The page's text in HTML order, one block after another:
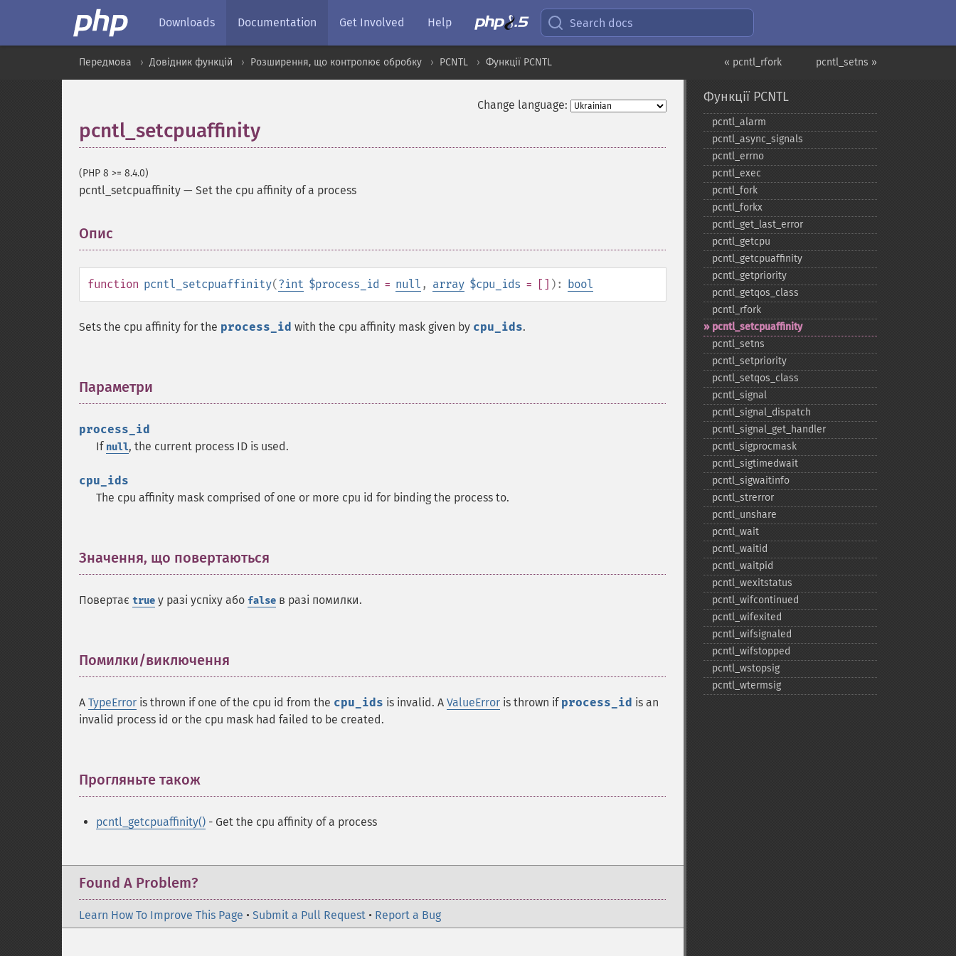
Downloads Documentation Get Involved Help Search docs
pcntl_setns »
« pcntl_rfork
Передмова Довідник функцій Розширення, що контролює обробку PCNTL Функції PCNTL
Change language:
pcntl_setcpuaffinity
(PHP 8 >= 8.4.0)
pcntl_setcpuaffinity — Set the cpu affinity of a process
Опис
function pcntl_setcpuaffinity(?int $process_id = null , array $cpu_ids = [] ): bool
Sets the cpu affinity for the process_id with the cpu affinity mask given by cpu_ids.
Параметри
process_id
If null, the current process ID is used.
cpu_ids
The cpu affinity mask comprised of one or more cpu id for binding the process to.
Значення, що повертаються
Повертає true у разі успіху або false в разі помилки.
Помилки/виключення
A TypeError is thrown if one of the cpu id from the cpu_ids is invalid. A ValueError is thrown if process_id is an
invalid process id or the cpu mask had failed to be created.
Прогляньте також
pcntl_getcpuaffinity() - Get the cpu affinity of a process
Found A Problem?
Learn How To Improve This Page • Submit a Pull Request • Report a Bug
Функції PCNTL
pcntl_​alarm
pcntl_​async_​signals
pcntl_​errno
pcntl_​exec
pcntl_​fork
pcntl_​forkx
pcntl_​get_​last_​error
pcntl_​getcpu
pcntl_​getcpuaffinity
pcntl_​getpriority
pcntl_​getqos_​class
pcntl_​rfork
pcntl_​setcpuaffinity
pcntl_​setns
pcntl_​setpriority
pcntl_​setqos_​class
pcntl_​signal
pcntl_​signal_​dispatch
pcntl_​signal_​get_​handler
pcntl_​sigprocmask
pcntl_​sigtimedwait
pcntl_​sigwaitinfo
pcntl_​strerror
pcntl_​unshare
pcntl_​wait
pcntl_​waitid
pcntl_​waitpid
pcntl_​wexitstatus
pcntl_​wifcontinued
pcntl_​wifexited
pcntl_​wifsignaled
pcntl_​wifstopped
pcntl_​wstopsig
pcntl_​wtermsig